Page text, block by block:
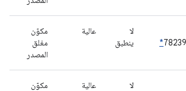
*
لا
ينطبق
عالية
مكوّن
مغلق
المصدر
لا
عالية
مكوّن